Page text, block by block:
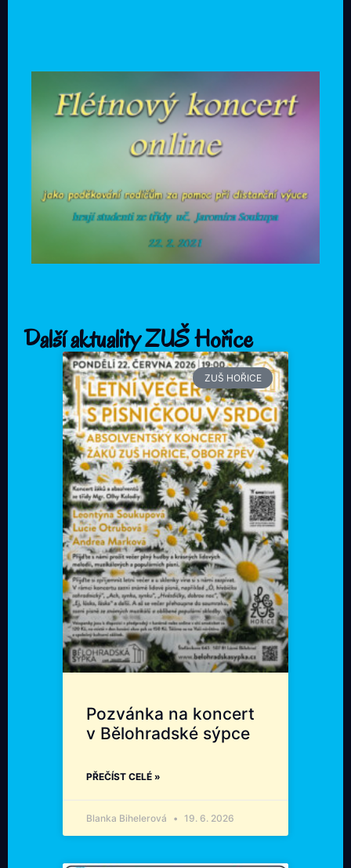
Další aktuality ZUŠ Hořice
ZUŠ HOŘICE
Pozvánka na koncert
v Bělohradské sýpce
PŘEČÍST CELÉ »
Blanka Bihelerová 19. 6. 2026